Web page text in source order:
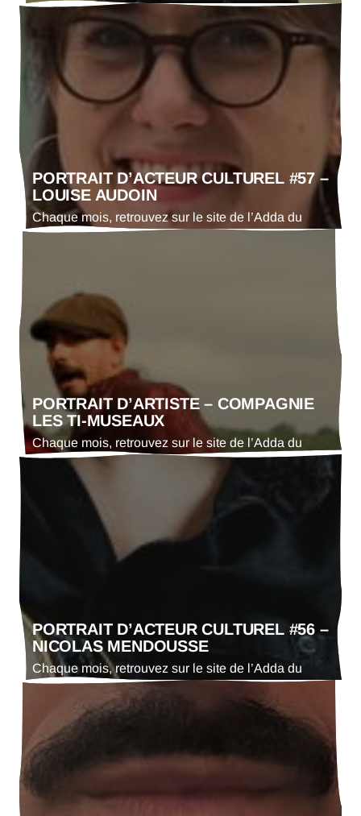
Gers le portrait d’un·e acteur·trice culturel·le. En ce
mois de mai 2026 : Gaëlle Olsen, responsable du
service culturel de la Ville de Fleurance.
PORTRAIT D’ACTEUR CULTUREL #57 –
LOUISE AUDOIN
Chaque mois, retrouvez sur le site de l’Adda du
Gers le portrait d’un·e acteur·trice culturel·le. En ce
Maison des écritures et artiste du livre – relieure
PORTRAIT D’ARTISTE – COMPAGNIE
LES TI-MUSEAUX
Chaque mois, retrouvez sur le site de l’Adda du
Gers le portrait d’un·e artiste. En ce mois d’août
2025 : la compagnie les Ti-Museaux.
PORTRAIT D’ACTEUR CULTUREL #56 –
NICOLAS MENDOUSSE
Chaque mois, retrouvez sur le site de l’Adda du
Gers le portrait d’un·e acteur·trice culturel·le. En ce
mois d’août 2025 : Nicolas Mendousse, musicien et
pédagogue passionné.